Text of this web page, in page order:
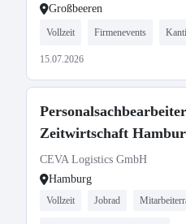
Großbeeren
Vollzeit Firmenevents
15.07.2026
Zeitwirtschaft
CEVA Logistics GmbH
Hamburg
Vollzeit Jobrad